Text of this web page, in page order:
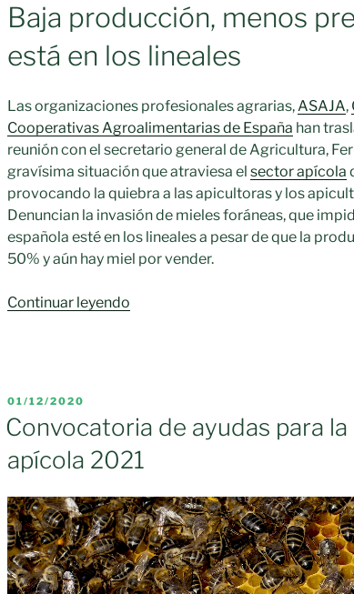
Baja producción, menos
está en los lineales
Las organizaciones profesionales agrarias,ASAJA,
Cooperativas Agroalimentarias de España han
reunión con el secretario general de Agricultura,
gravísima situación que atraviesa el sector apícola
provocando la quiebra a las apicultoras y los
Denuncian la invasión de mieles foráneas, que
española esté en los lineales a pesar de que la
50% y aún hay miel por vender.
Continuar leyendo
el
futuro
la
miel
española»
PUBLICADO
EL
01/12/2020
Convocatoria de ayudas para la
apícola 2021